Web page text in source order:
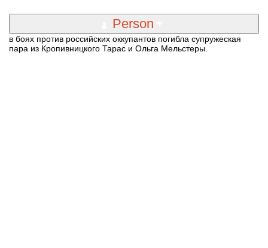
Person
в боях против российских оккупантов погибла супружеская
пара из Кропивницкого Тарас и Ольга Мельстеры.